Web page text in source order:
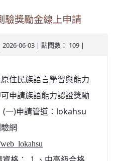
驗獎勵金線上申請
2026-06-03 | 點閱數： 109 |
住民族語言學習與能力
申請族語能力認證獎勵
(一)申請管道：lokahsu
網